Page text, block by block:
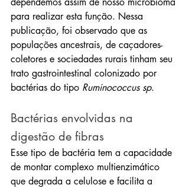
para realizar esta função. Nessa
publicação, foi observado que as
populações ancestrais, de caçadores-
coletores e sociedades rurais tinham seu
trato gastrointestinal colonizado por
bactérias do tipo Ruminococcus sp.
Bactérias envolvidas na
digestão de fibras
Esse tipo de bactéria tem a capacidade
de montar complexo multienzimático
que degrada a celulose e facilita a